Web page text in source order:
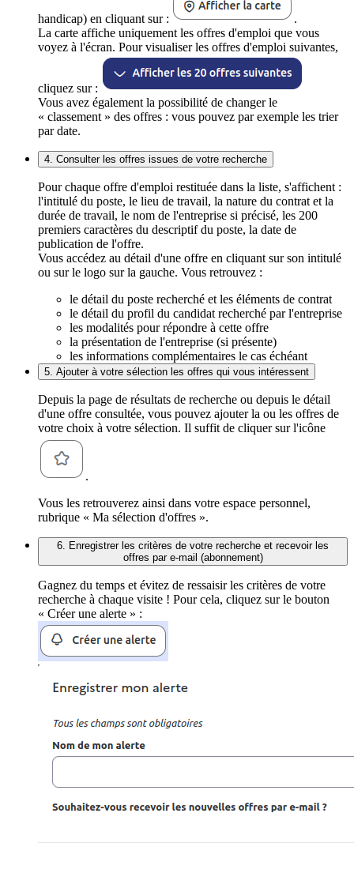
handicap) en cliquant sur :
.
La carte affiche uniquement les offres d'emploi que vous
voyez à l'écran. Pour visualiser les offres d'emploi suivantes,
cliquez sur :
Vous avez également la possibilité de changer le
« classement » des offres : vous pouvez par exemple les trier
par date.
4. Consulter les offres issues de votre recherche
Pour chaque offre d'emploi restituée dans la liste, s'affichent :
l'intitulé du poste, le lieu de travail, la nature du contrat et la
durée de travail, le nom de l'entreprise si précisé, les 200
premiers caractères du descriptif du poste, la date de
publication de l'offre.
Vous accédez au détail d'une offre en cliquant sur son intitulé
ou sur le logo sur la gauche. Vous retrouvez :
le détail du poste recherché et les éléments de contrat
le détail du profil du candidat recherché par l'entreprise
les modalités pour répondre à cette offre
la présentation de l'entreprise (si présente)
les informations complémentaires le cas échéant
5. Ajouter à votre sélection les offres qui vous intéressent
Depuis la page de résultats de recherche ou depuis le détail
d'une offre consultée, vous pouvez ajouter la ou les offres de
votre choix à votre sélection. Il suffit de cliquer sur l'icône
.
Vous les retrouverez ainsi dans votre espace personnel,
rubrique « Ma sélection d'offres ».
6. Enregistrer les critères de votre recherche et recevoir les
offres par e-mail (abonnement)
Gagnez du temps et évitez de ressaisir les critères de votre
recherche à chaque visite ! Pour cela, cliquez sur le bouton
« Créer une alerte » :